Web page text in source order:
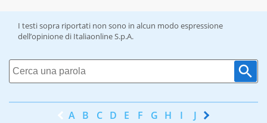
I testi sopra riportati non sono in alcun modo espressione
dell’opinione di Italiaonline S.p.A.
A B C D E F G H I J K